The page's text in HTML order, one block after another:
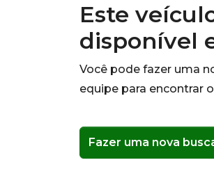
Este
disponível
Você pode fazer uma
equipe para encontrar
Fazer uma nova